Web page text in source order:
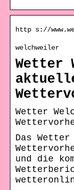
http s://
welchweiler
Wetter
Wetter
Das
und die